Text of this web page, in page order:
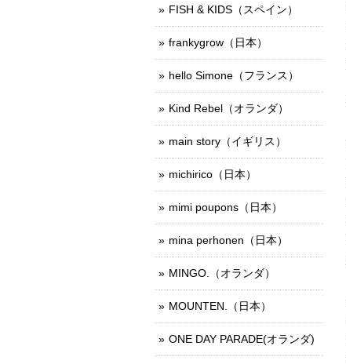
FISH & KIDS（スペイン）
frankygrow（日本）
hello Simone（フランス）
Kind Rebel（オランダ）
main story（イギリス）
michirico（日本）
mimi poupons（日本）
mina perhonen（日本）
MINGO.（オランダ）
MOUNTEN.（日本）
ONE DAY PARADE(オランダ)